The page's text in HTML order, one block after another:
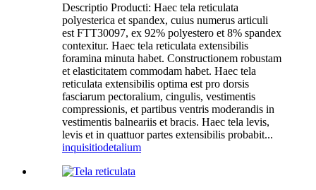
Descriptio Producti: Haec tela reticulata
polyesterica et spandex, cuius numerus articuli
est FTT30097, ex 92% polyestero et 8% spandex
contexitur. Haec tela reticulata extensibilis
foramina minuta habet. Constructionem robustam
et elasticitatem commodam habet. Haec tela
reticulata extensibilis optima est pro dorsis
fasciarum pectoralium, cingulis, vestimentis
compressionis, et partibus ventris moderandis in
vestimentis balneariis et bracis. Haec tela levis,
levis et in quattuor partes extensibilis probabit...
inquisitiodetalium